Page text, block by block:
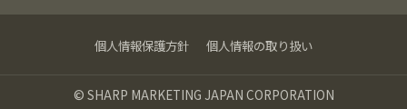
個人情報保護方針 個人情報の取り扱い
© SHARP MARKETING JAPAN CORPORATION